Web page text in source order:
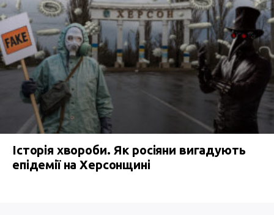
Історія хвороби. Як росіяни вигадують
епідемії на Херсонщині